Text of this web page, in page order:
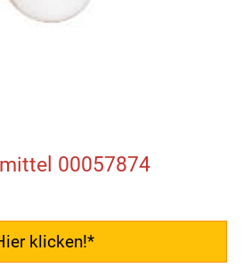
00057874
klicken!*